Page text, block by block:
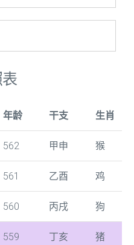
年龄 干支 生肖
562 甲申 猴
561 乙酉 鸡
560 丙戌 狗
559 丁亥 猪